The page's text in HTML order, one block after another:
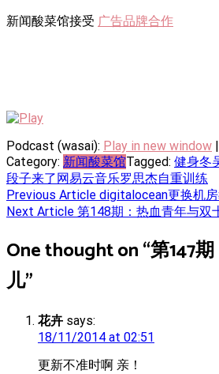
新闻酸菜馆接受 广告品牌合作
Podcast (wasai): Play in new window |
Category: 新闻酸菜馆Tagged: 健身冬
段子来了网易云音乐罗思杰自重训练
Post
Previous Article digitalocean更换机
Next Article 第148期：热血青年与双
One thought on “第147
儿”
花卉 says:
18/11/2014 at 02:51
更新不准时啊 亲！